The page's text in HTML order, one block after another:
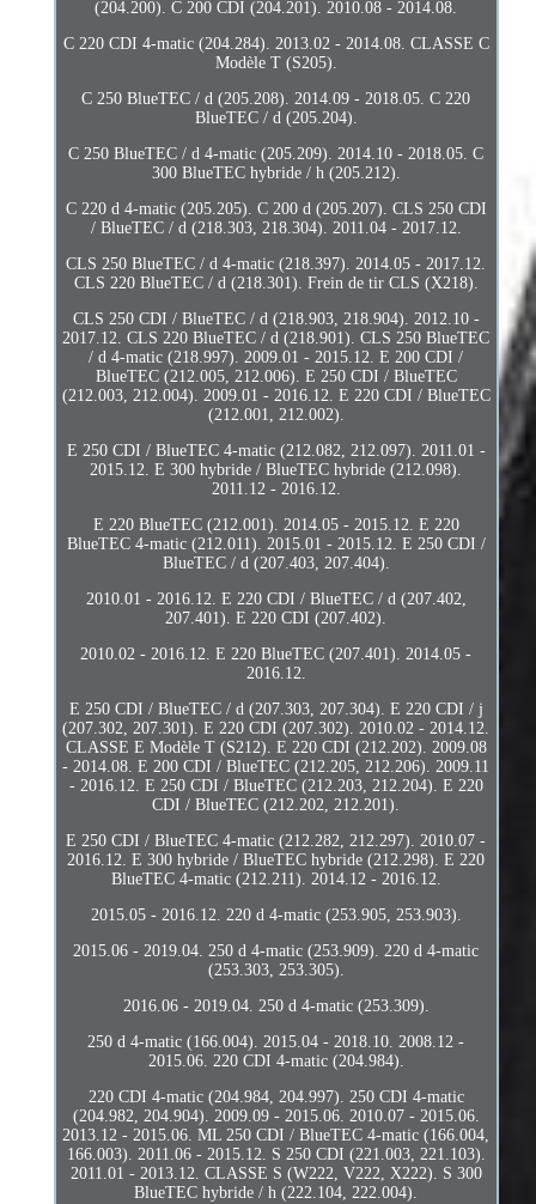
(204.200). C 200 CDI (204.201). 2010.08 - 2014.08.
C 220 CDI 4-matic (204.284). 2013.02 - 2014.08. CLASSE C
Modèle T (S205).
C 250 BlueTEC / d (205.208). 2014.09 - 2018.05. C 220
BlueTEC / d (205.204).
C 250 BlueTEC / d 4-matic (205.209). 2014.10 - 2018.05. C
300 BlueTEC hybride / h (205.212).
C 220 d 4-matic (205.205). C 200 d (205.207). CLS 250 CDI
/ BlueTEC / d (218.303, 218.304). 2011.04 - 2017.12.
CLS 250 BlueTEC / d 4-matic (218.397). 2014.05 - 2017.12.
CLS 220 BlueTEC / d (218.301). Frein de tir CLS (X218).
CLS 250 CDI / BlueTEC / d (218.903, 218.904). 2012.10 -
2017.12. CLS 220 BlueTEC / d (218.901). CLS 250 BlueTEC
/ d 4-matic (218.997). 2009.01 - 2015.12. E 200 CDI /
BlueTEC (212.005, 212.006). E 250 CDI / BlueTEC
(212.003, 212.004). 2009.01 - 2016.12. E 220 CDI / BlueTEC
(212.001, 212.002).
E 250 CDI / BlueTEC 4-matic (212.082, 212.097). 2011.01 -
2015.12. E 300 hybride / BlueTEC hybride (212.098).
2011.12 - 2016.12.
E 220 BlueTEC (212.001). 2014.05 - 2015.12. E 220
BlueTEC 4-matic (212.011). 2015.01 - 2015.12. E 250 CDI /
BlueTEC / d (207.403, 207.404).
2010.01 - 2016.12. E 220 CDI / BlueTEC / d (207.402,
207.401). E 220 CDI (207.402).
2010.02 - 2016.12. E 220 BlueTEC (207.401). 2014.05 -
2016.12.
E 250 CDI / BlueTEC / d (207.303, 207.304). E 220 CDI / j
(207.302, 207.301). E 220 CDI (207.302). 2010.02 - 2014.12.
CLASSE E Modèle T (S212). E 220 CDI (212.202). 2009.08
- 2014.08. E 200 CDI / BlueTEC (212.205, 212.206). 2009.11
- 2016.12. E 250 CDI / BlueTEC (212.203, 212.204). E 220
CDI / BlueTEC (212.202, 212.201).
E 250 CDI / BlueTEC 4-matic (212.282, 212.297). 2010.07 -
2016.12. E 300 hybride / BlueTEC hybride (212.298). E 220
BlueTEC 4-matic (212.211). 2014.12 - 2016.12.
2015.05 - 2016.12. 220 d 4-matic (253.905, 253.903).
2015.06 - 2019.04. 250 d 4-matic (253.909). 220 d 4-matic
(253.303, 253.305).
2016.06 - 2019.04. 250 d 4-matic (253.309).
250 d 4-matic (166.004). 2015.04 - 2018.10. 2008.12 -
2015.06. 220 CDI 4-matic (204.984).
220 CDI 4-matic (204.984, 204.997). 250 CDI 4-matic
(204.982, 204.904). 2009.09 - 2015.06. 2010.07 - 2015.06.
2013.12 - 2015.06. ML 250 CDI / BlueTEC 4-matic (166.004,
166.003). 2011.06 - 2015.12. S 250 CDI (221.003, 221.103).
2011.01 - 2013.12. CLASSE S (W222, V222, X222). S 300
BlueTEC hybride / h (222.104, 222.004).